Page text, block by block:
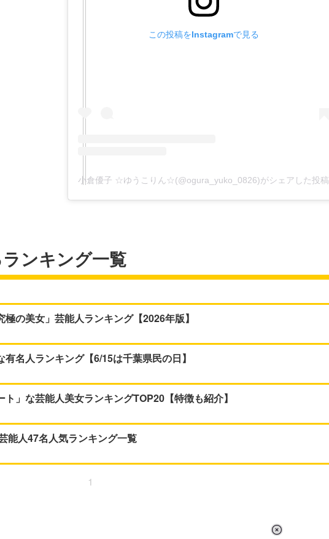
この投稿をInstagramで見る
小倉優子 ☆ゆうこりん☆(@ogura_yuko_0826)がシェアした投稿
ンキング一覧
の美女」芸能人ランキング【2026年版】
名人ランキング【6/15は千葉県民の日】
ト」な芸能人美女ランキングTOP20【特徴も紹介】
能人47名人気ランキング一覧
1